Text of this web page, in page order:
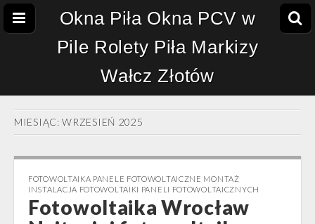
Okna Piła Okna PCV w
Pile Rolety Piła Markizy
Wałcz Złotów
MIESIĄC:WRZESIEŃ 2025
FOTOWOLTAIKA PANELE FOTOWOLTAICZNE MONTAŻ
INSTALACJA FOTOWOLTAIKI PANELI FOTOWOLTAICZNYCH
Fotowoltaika Wrocław